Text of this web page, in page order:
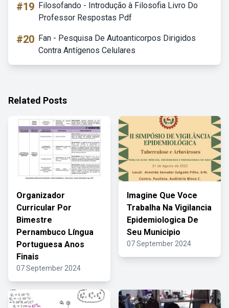
#19 Filosofando - Introdução à Filosofia Livro Do
Professor Respostas Pdf
#20 Fan - Pesquisa De Autoanticorpos Dirigidos
Contra Antígenos Celulares
Related Posts
Organizador
Curricular Por
Bimestre
Pernambuco Língua
Portuguesa Anos
Finais
07 September 2024
Imagine Que Voce
Trabalha Na Vigilancia
Epidemiologica De
Seu Municipio
07 September 2024